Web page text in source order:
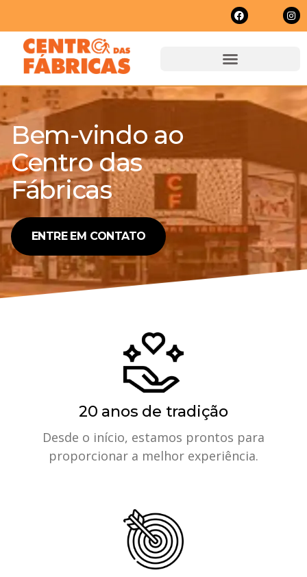
Bem-vindo ao
Centro das
Fábricas
ENTRE EM CONTATO
20 anos de tradição
Desde o início, estamos prontos para
proporcionar a melhor experiência.